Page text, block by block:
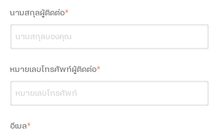
Smart Connect
SMS Marketing
Interactive Messaging
Multimedia Messaging
Workspace
นามสกุลผู้ติดต่อ*
หมายเลขโทรศัพท์ผู้ติดต่อ*
อีเมล*